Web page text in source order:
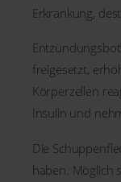
Erkrankung,
freigesetzt,
Körperzellen
Insulin und
Die
haben. Möglich